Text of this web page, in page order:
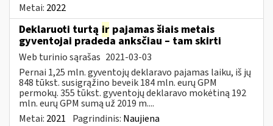
Metai: 2022
Deklaruoti turtą ir pajamas šiais metais
gyventojai pradeda anksčiau – tam skirti
Web turinio sąrašas 2021-03-03
Pernai 1,25 mln. gyventojų deklaravo pajamas laiku, iš jų
848 tūkst. susigrąžino beveik 184 mln. eurų GPM
permokų. 355 tūkst. gyventojų deklaravo mokėtiną 192
mln. eurų GPM sumą už 2019 m....
Metai: 2021 Pagrindinis: Naujiena